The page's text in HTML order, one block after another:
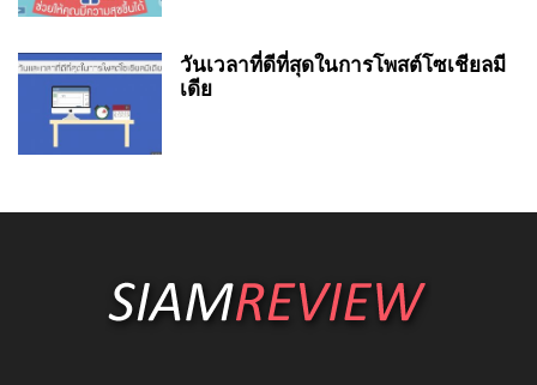
วันเวลาที่ดีที่สุดในการโพสต์โซเชียลมี
เดีย